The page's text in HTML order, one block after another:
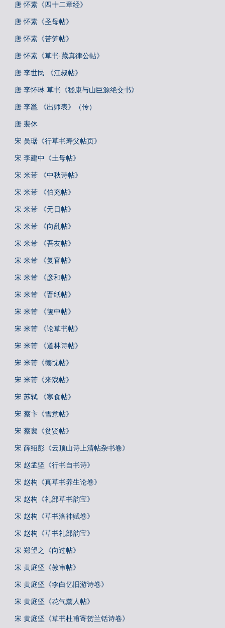
唐 怀素《四十二章经》
唐 怀素《圣母帖》
唐 怀素《苦笋帖》
唐 怀素《草书·藏真律公帖》
唐 李世民 《江叔帖》
唐 李怀琳 草书《嵇康与山巨源绝交书》
唐 李邕 《出师表》（传）
唐 裴休
宋 吴琚《行草书寿父帖页》
宋 李建中《土母帖》
宋 米芾 《中秋诗帖》
宋 米芾 《伯充帖》
宋 米芾 《元日帖》
宋 米芾 《向乱帖》
宋 米芾 《吾友帖》
宋 米芾 《复官帖》
宋 米芾 《彦和帖》
宋 米芾 《晋纸帖》
宋 米芾 《箧中帖》
宋 米芾 《论草书帖》
宋 米芾 《道林诗帖》
宋 米芾《德忱帖》
宋 米芾《来戏帖》
宋 苏轼 《寒食帖》
宋 蔡卞《雪意帖》
宋 蔡襄《贫贤帖》
宋 薛绍彭《云顶山诗上清帖杂书卷》
宋 赵孟坚《行书自书诗》
宋 赵构《真草书养生论卷》
宋 赵构《礼部草书韵宝》
宋 赵构《草书洛神赋卷》
宋 赵构《草书礼部韵宝》
宋 郑望之《向过帖》
宋 黄庭坚《教审帖》
宋 黄庭坚《李白忆旧游诗卷》
宋 黄庭坚《花气薰人帖》
宋 黄庭坚《草书杜甫寄贺兰铦诗卷》